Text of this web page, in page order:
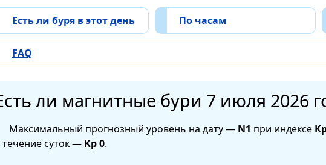
Есть ли буря в этот день По часам
FAQ
ли магнитные бури 7 июля 2026
Максимальный прогнозный уровень на дату — N1 при индексе
течение суток — Kp 0.